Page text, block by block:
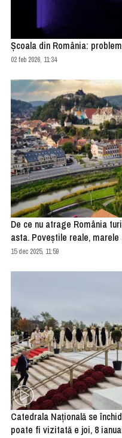
Școala din România:
02 feb 2026, 11:34
De ce nu atrage România
asta. Poveştile reale,
15 dec 2025, 11:59
Catedrala Naţională se
poate fi vizitată e joi, 8